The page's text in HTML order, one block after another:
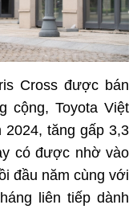
Cross được bán
cộng, Toyota Việt
2024, tăng gấp 3,3
có được nhờ vào
đầu năm cùng với
liên tiếp dành